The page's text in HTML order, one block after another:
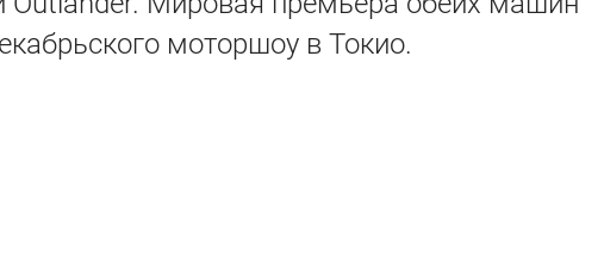
моторшоу в Токио.